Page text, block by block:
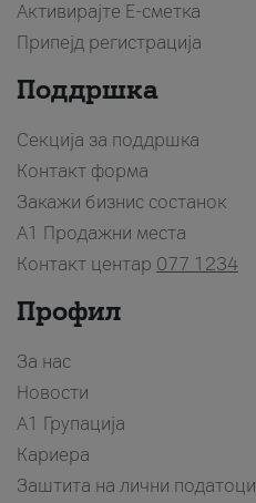
Активирајте Е-сметка
Припејд регистрација
Поддршка
Секција за поддршка
Контакт форма
Закажи бизнис состанок
A1 Продажни места
Контакт центар 077 1234
Профил
За нас
Новости
А1 Групација
Кариера
Заштита на лични податоци